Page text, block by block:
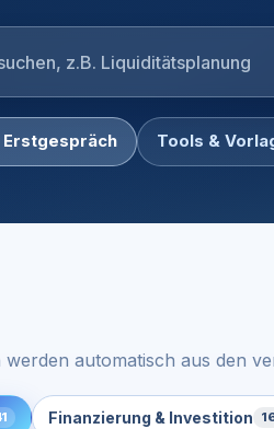
Tools &
werden automatisch aus den
Finanzierung & Investition